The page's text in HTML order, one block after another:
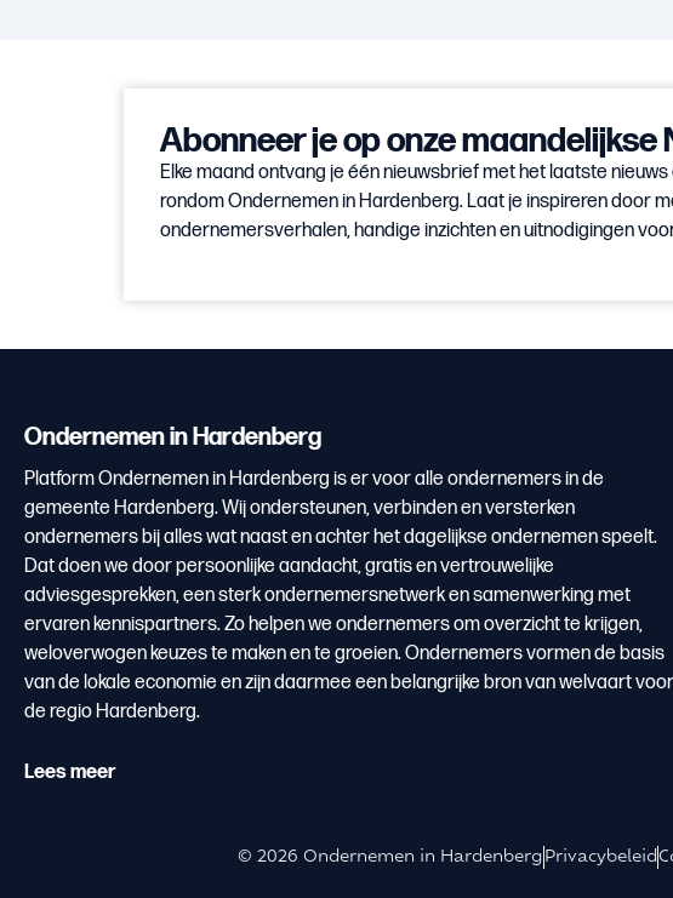
Abonneer je op onze maandelijkse
Elke maand ontvang je één nieuwsbrief met het laatste nieuws
rondom Ondernemen in Hardenberg. Laat je inspireren door
ondernemersverhalen, handige inzichten en uitnodigingen
Ondernemen in Hardenberg
Platform Ondernemen in Hardenberg is er voor alle ondernemers in de
gemeente Hardenberg. Wij ondersteunen, verbinden en versterken
ondernemers bij alles wat naast en achter het dagelijkse ondernemen speelt.
Dat doen we door persoonlijke aandacht, gratis en vertrouwelijke
adviesgesprekken, een sterk ondernemersnetwerk en samenwerking met
ervaren kennispartners. Zo helpen we ondernemers om overzicht te krijgen,
weloverwogen keuzes te maken en te groeien. Ondernemers vormen de basis
van de lokale economie en zijn daarmee een belangrijke bron van welvaart voor
de regio Hardenberg.
Lees meer
© 2026 Ondernemen in Hardenberg Privacybeleid